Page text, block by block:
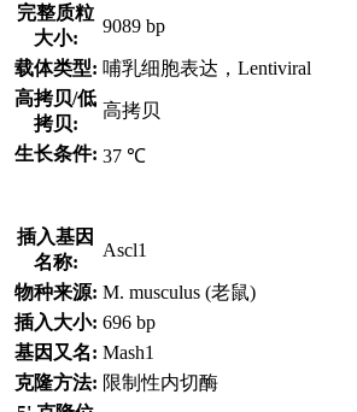
完整质粒
大小:
9089 bp
载体类型: 哺乳细胞表达，Lentiviral
高拷贝/低
拷贝:
高拷贝
生长条件: 37 ℃
插入基因
名称:
Ascl1
物种来源: M. musculus (老鼠)
插入大小: 696 bp
基因又名: Mash1
克隆方法: 限制性内切酶